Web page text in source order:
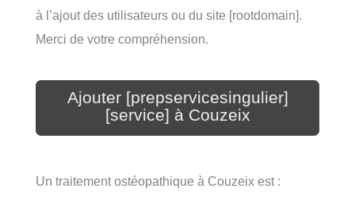
à l’ajout des utilisateurs ou du site [rootdomain].
Merci de votre compréhension.
Ajouter [prepservicesingulier]
[service] à Couzeix
Un traitement ostéopathique à Couzeix est :